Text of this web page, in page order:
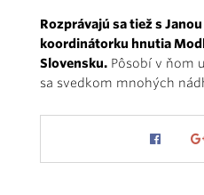
Rozprávajú sa tiež s
koordinátorku hnutia
Slovensku. Pôsobí v ňom
sa svedkom mnohých